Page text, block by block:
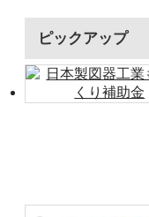
ピックアップ